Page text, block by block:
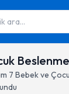
ara...
7 Bebek ve